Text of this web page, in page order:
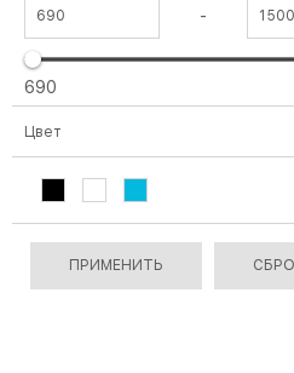
-
690
Цвет